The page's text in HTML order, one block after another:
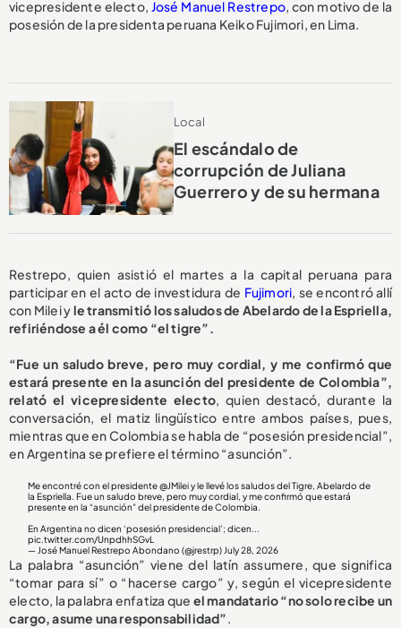
vicepresidente electo, José Manuel Restrepo, con motivo de la
posesión de la presidenta peruana Keiko Fujimori, en Lima.
Local
El escándalo de
corrupción de Juliana
Guerrero y de su hermana
Restrepo, quien asistió el martes a la capital peruana para
participar en el acto de investidura de Fujimori, se encontró allí
con Milei yle transmitió los saludos de Abelardo de la Espriella,
refiriéndose a él como “el tigre”.
“Fue un saludo breve, pero muy cordial, y me confirmó que
estará presente en la asunción del presidente de Colombia”,
relató el vicepresidente electo, quien destacó, durante la
conversación, el matiz lingüístico entre ambos países, pues,
mientras que en Colombia se habla de “posesión presidencial”,
en Argentina se prefiere el término “asunción”.
Me encontré con el presidente@JMileiy le llevé los saludos del Tigre, Abelardo de
la Espriella. Fue un saludo breve, pero muy cordial, y me confirmó que estará
presente en la “asunción” del presidente de Colombia.
En Argentina no dicen ‘posesión presidencial’; dicen...
pic.twitter.com/UnpdhhSGvL
— José Manuel Restrepo Abondano (@jrestrp) July 28, 2026
La palabra “asunción” viene del latín assumere, que significa
“tomar para sí” o “hacerse cargo” y, según el vicepresidente
electo, la palabra enfatiza que el mandatario “no solo recibe un
cargo, asume una responsabilidad”.